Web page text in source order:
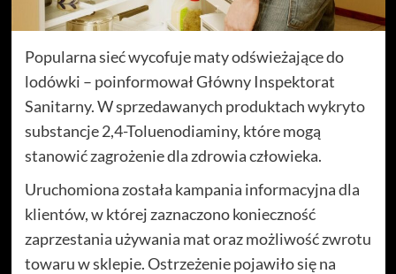
Popularna sieć wycofuje maty odświeżające do
lodówki – poinformował Główny Inspektorat
Sanitarny. W sprzedawanych produktach wykryto
substancje 2,4-Toluenodiaminy, które mogą
stanowić zagrożenie dla zdrowia człowieka.
Uruchomiona została kampania informacyjna dla
klientów, w której zaznaczono konieczność
zaprzestania używania mat oraz możliwość zwrotu
towaru w sklepie. Ostrzeżenie pojawiło się na